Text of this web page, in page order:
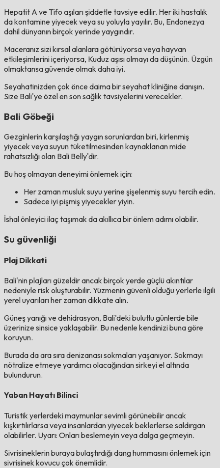
Hepatit A ve Tifo aşıları şiddetle tavsiye edilir. Her iki hastalık
da kontamine yiyecek veya su yoluyla yayılır. Bu, Endonezya
dahil dünyanın birçok yerinde yaygındır.
Maceranız sizi kırsal alanlara götürüyorsa veya hayvan
etkileşimlerini içeriyorsa, Kuduz aşısı olmayı da düşünün. Üzgün ​​
olmaktansa güvende olmak daha iyi.
Seyahatinizden çok önce daima bir seyahat kliniğine danışın.
Size Bali'ye özel en son sağlık tavsiyelerini verecekler.
Bali Göbeği
Gezginlerin karşılaştığı yaygın sorunlardan biri, kirlenmiş
yiyecek veya suyun tüketilmesinden kaynaklanan mide
rahatsızlığı olan Bali Belly'dir.
Bu hoş olmayan deneyimi önlemek için:
Her zaman musluk suyu yerine şişelenmiş suyu tercih edin.
Sadece iyi pişmiş yiyecekler yiyin.
İshal önleyici ilaç taşımak da akıllıca bir önlem adımı olabilir.
Su güvenliği
Plaj Dikkati
Bali'nin plajları güzeldir ancak birçok yerde güçlü akıntılar
nedeniyle risk oluşturabilir. Yüzmenin güvenli olduğu yerlerle ilgili
yerel uyarıları her zaman dikkate alın.
Güneş yanığı ve dehidrasyon, Bali'deki bulutlu günlerde bile
üzerinize sinsice yaklaşabilir. Bu nedenle kendinizi buna göre
koruyun.
Burada da ara sıra denizanası sokmaları yaşanıyor. Sokmayı
nötralize etmeye yardımcı olacağından sirkeyi el altında
bulundurun.
Yaban Hayatı Bilinci
Turistik yerlerdeki maymunlar sevimli görünebilir ancak
kışkırtılırlarsa veya insanlardan yiyecek beklerlerse saldırgan
olabilirler. Uyarı: Onları beslemeyin veya dalga geçmeyin.
Sivrisineklerin buraya bulaştırdığı dang hummasını önlemek için
sivrisinek kovucu çok önemlidir.